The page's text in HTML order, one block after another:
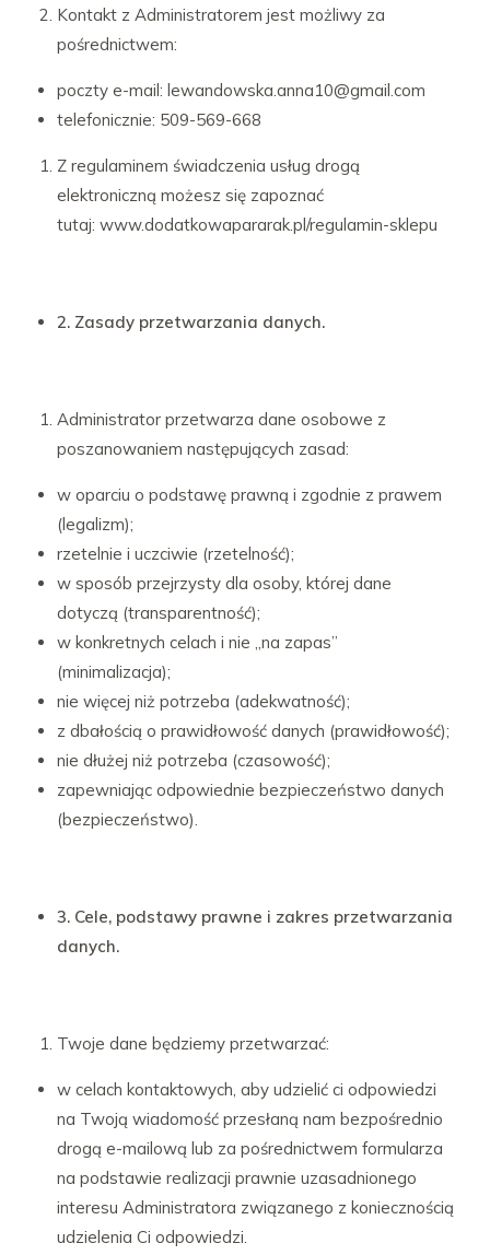
Kontakt z Administratorem jest możliwy za
pośrednictwem:
poczty e-mail: lewandowska.anna10@gmail.com
telefonicznie: 509-569-668
Z regulaminem świadczenia usług drogą
elektroniczną możesz się zapoznać
tutaj: www.dodatkowapararak.pl/regulamin-sklepu
2. Zasady przetwarzania danych.
Administrator przetwarza dane osobowe z
poszanowaniem następujących zasad:
w oparciu o podstawę prawną i zgodnie z prawem
(legalizm);
rzetelnie i uczciwie (rzetelność);
w sposób przejrzysty dla osoby, której dane
dotyczą (transparentność);
w konkretnych celach i nie „na zapas”
(minimalizacja);
nie więcej niż potrzeba (adekwatność);
z dbałością o prawidłowość danych (prawidłowość);
nie dłużej niż potrzeba (czasowość);
zapewniając odpowiednie bezpieczeństwo danych
(bezpieczeństwo).
3. Cele, podstawy prawne i zakres przetwarzania
danych.
Twoje dane będziemy przetwarzać:
w celach kontaktowych, aby udzielić ci odpowiedzi
na Twoją wiadomość przesłaną nam bezpośrednio
drogą e-mailową lub za pośrednictwem formularza
na podstawie realizacji prawnie uzasadnionego
interesu Administratora związanego z koniecznością
udzielenia Ci odpowiedzi.